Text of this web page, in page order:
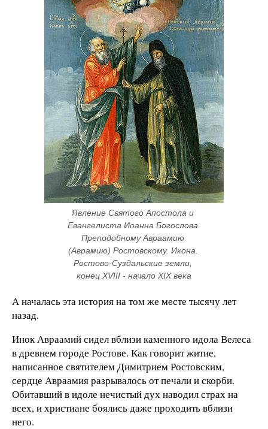
Явление Святого Апостола и
Евангелиста Иоанна Богослова
Преподобному Авраамию
(Аврамию) Ростовскому. Икона.
Ростово-Суздальские земли,
конец XVIII - начало XIX века
А началась эта история на том же месте тысячу лет
назад.
Инок Авраамий сидел вблизи каменного идола Велеса
в древнем городе Ростове. Как говорит житие,
написанное святителем Димитрием Ростовским,
сердце Авраамия разрывалось от печали и скорби.
Обитавший в идоле нечистый дух наводил страх на
всех, и христиане боялись даже проходить вблизи
него.